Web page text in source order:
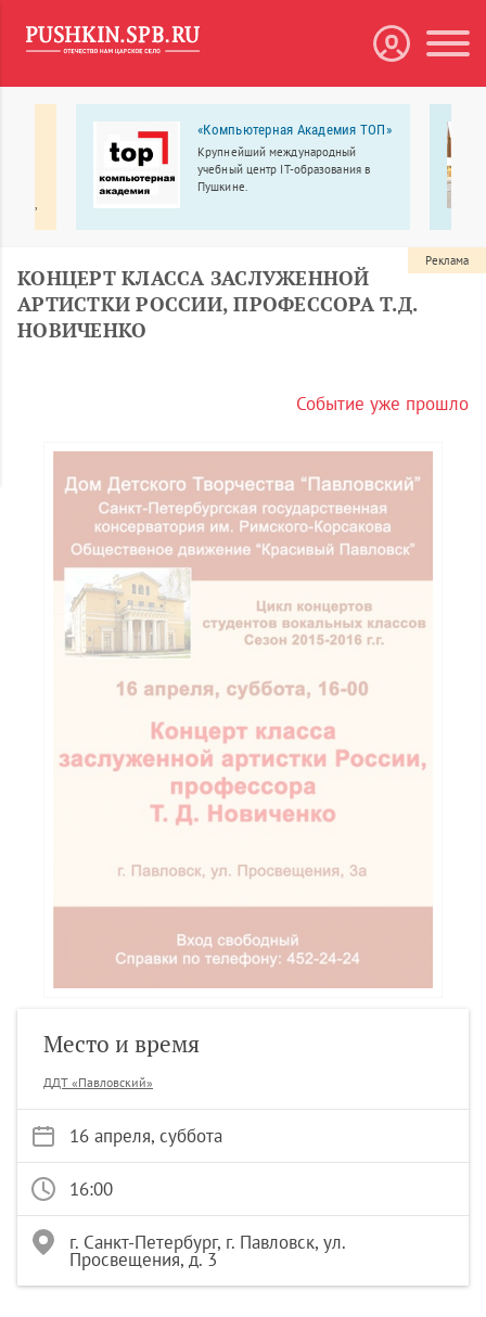
«Компьютерная Академия ТОП»
Крупнейший международный
учебный центр IT-образования в
Пушкине.
КОНЦЕРТ КЛАССА ЗАСЛУЖЕННОЙ
АРТИСТКИ РОССИИ, ПРОФЕССОРА Т.Д.
НОВИЧЕНКО
Событие уже прошло
Место и время
ДДТ «Павловский»
16 апреля, суббота
16:00
г. Санкт-Петербург, г. Павловск, ул.
Просвещения, д. 3
Реклама